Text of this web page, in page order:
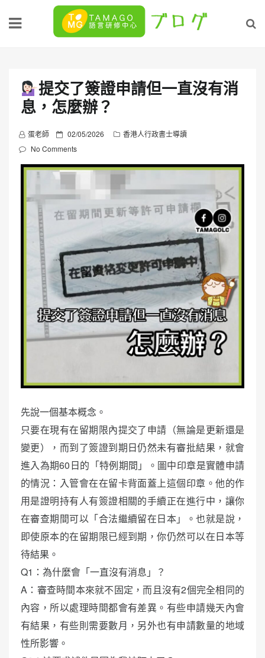
提交了簽證申請但一直沒有消
息，怎麼辦？
蛋老師
P
o
s
e
o
02/05/2026
香港人行政書士導讀
No Comments
先說一個基本概念。
只要在現有在留期限內提交了申請（無論是更新還是
變更），而到了簽證到期日仍然未有審批結果，就會
進入為期60日的「特例期間」。圖中印章是實體申請
的情況：入管會在在留卡背面蓋上這個印章。他的作
用是證明持有人有簽證相關的手續正在進行中，讓你
在審查期間可以「合法繼續留在日本」。也就是說，
即使原本的在留期限已經到期，你仍然可以在日本等
待結果。
Q1：為什麼會「一直沒有消息」？
A：審查時間本來就不固定，而且沒有2個完全相同的
內容，所以處理時間都會有差異。有些申請幾天內會
有結果，有些則需要數月，另外也有申請數量的地域
性所影響。